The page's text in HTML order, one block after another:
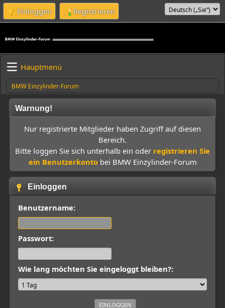
Einloggen Registrieren
Hauptmenü
BMW Einzylinder-Forum
Warnung!
Nur registrierte Mitglieder haben Zugriff auf diesen
Bereich.
Bitte loggen Sie sich unterhalb ein oder registrieren Sie
ein Benutzerkontobei BMW Einzylinder-Forum
Einloggen
Benutzername:
Passwort:
Wie lang möchten Sie eingeloggt bleiben?: